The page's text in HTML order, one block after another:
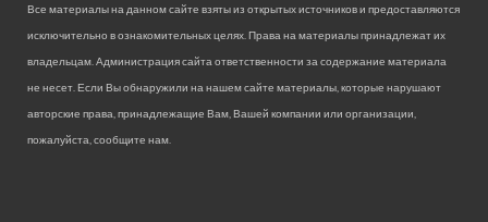
Все материалы на данном сайте взяты из открытых источников и предоставляются
исключительно в ознакомительных целях. Права на материалы принадлежат их
владельцам. Администрация сайта ответственности за содержание материала
не несет. Если Вы обнаружили на нашем сайте материалы, которые нарушают
авторские права, принадлежащие Вам, Вашей компании или организации,
пожалуйста, сообщите нам.